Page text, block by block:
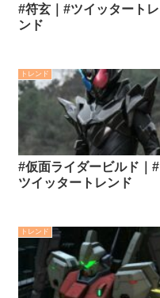
#符玄｜#ツイッタートレ
ンド
トレンド
#仮面ライダービルド｜#
ツイッタートレンド
トレンド